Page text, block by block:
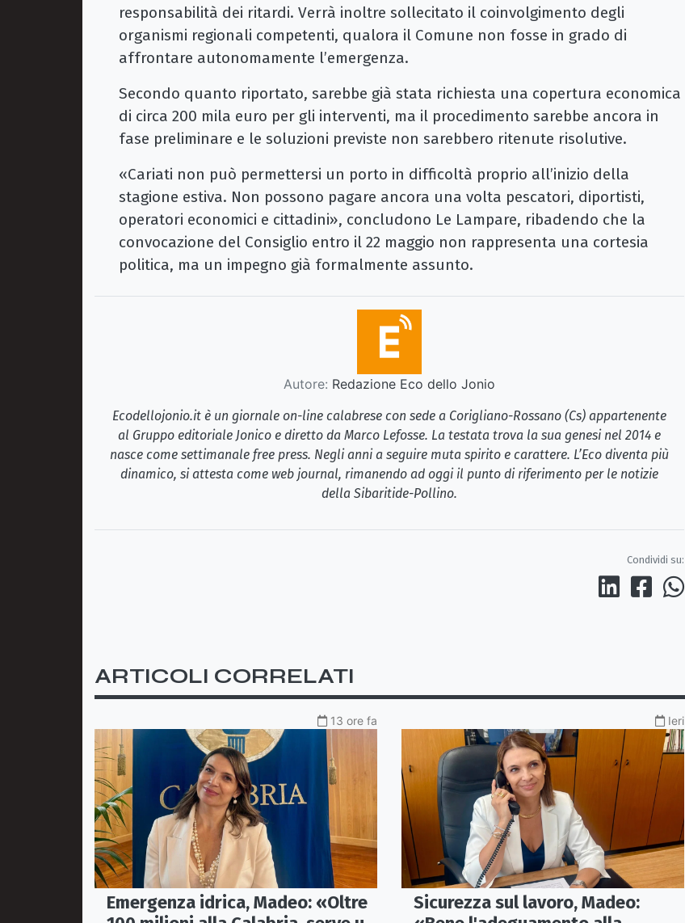
responsabilità dei ritardi. Verrà inoltre sollecitato il coinvolgimento degli
organismi regionali competenti, qualora il Comune non fosse in grado di
affrontare autonomamente l’emergenza.
Secondo quanto riportato, sarebbe già stata richiesta una copertura economica
di circa 200 mila euro per gli interventi, ma il procedimento sarebbe ancora in
fase preliminare e le soluzioni previste non sarebbero ritenute risolutive.
«Cariati non può permettersi un porto in difficoltà proprio all’inizio della
stagione estiva. Non possono pagare ancora una volta pescatori, diportisti,
operatori economici e cittadini», concludono Le Lampare, ribadendo che la
convocazione del Consiglio entro il 22 maggio non rappresenta una cortesia
politica, ma un impegno già formalmente assunto.
Autore: Redazione Eco dello Jonio
Ecodellojonio.it è un giornale on-line calabrese con sede a Corigliano-Rossano (Cs) appartenente
al Gruppo editoriale Jonico e diretto da Marco Lefosse. La testata trova la sua genesi nel 2014 e
nasce come settimanale free press. Negli anni a seguire muta spirito e carattere. L’Eco diventa più
dinamico, si attesta come web journal, rimanendo ad oggi il punto di riferimento per le notizie
della Sibaritide-Pollino.
Condividi su:
ARTICOLI CORRELATI
13 ore fa
Emergenza idrica, Madeo: «Oltre
Ieri
Sicurezza sul lavoro, Madeo: